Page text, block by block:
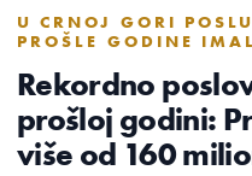
U CRNOJ GORI
PROŠLE GODINE
Rekordno
prošloj godini:
više od 160